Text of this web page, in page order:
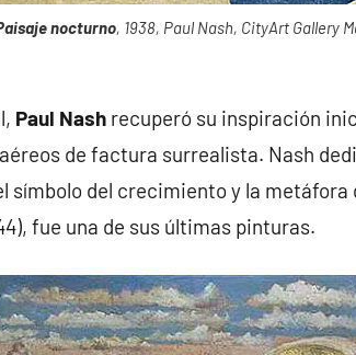
nocturno, 1938, Paul Nash, CityArt Gallery
Paul Nash recuperó su inspiración
de factura surrealista. Nash
símbolo del crecimiento y la
fue una de sus últimas pinturas.